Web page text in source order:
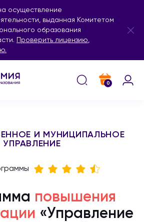
осуществление
выданная Комитетом
образования
Проверить лицензию,
0
И МУНИЦИПАЛЬНОЕ
УПРАВЛЕНИЕ
повышения
«Управление